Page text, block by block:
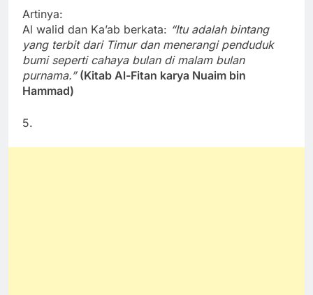
Artinya:
Al walid dan Ka’ab berkata: “Itu adalah bintang
yang terbit dari Timur dan menerangi penduduk
bumi seperti cahaya bulan di malam bulan
purnama.” (Kitab Al-Fitan karya Nuaim bin
Hammad)
5.